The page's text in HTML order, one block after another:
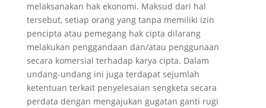
melaksanakan hak ekonomi. Maksud dari hal
tersebut, setiap orang yang tanpa memiliki izin
pencipta atau pemegang hak cipta dilarang
melakukan penggandaan dan/atau penggunaan
secara komersial terhadap karya cipta. Dalam
undang-undang ini juga terdapat sejumlah
ketentuan terkait penyelesaian sengketa secara
perdata dengan mengajukan gugatan ganti rugi